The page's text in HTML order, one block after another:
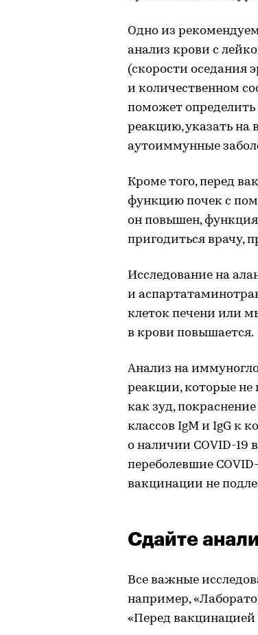
Одно из
анализ крови с
(скорости оседания
и количественном
поможет определить
реакцию, указать на
аутоиммунные
Кроме того, перед
функцию почек с
он повышен,
пригодиться врачу,
Исследование на
и
клеток печени или
в крови повышается.
Анализ на
реакции, которые
как зуд,
классов IgM и IgG к
о наличии COVID-19
переболевшие
вакцинации не
Сдайте
Все важные
например,
«Перед вакцинацией